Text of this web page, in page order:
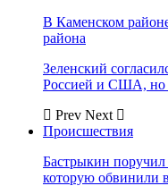
В Каменском
района
Зеленский
Россией и США, но
Prev Next
Происшествия
Бастрыкин
которую обвинили